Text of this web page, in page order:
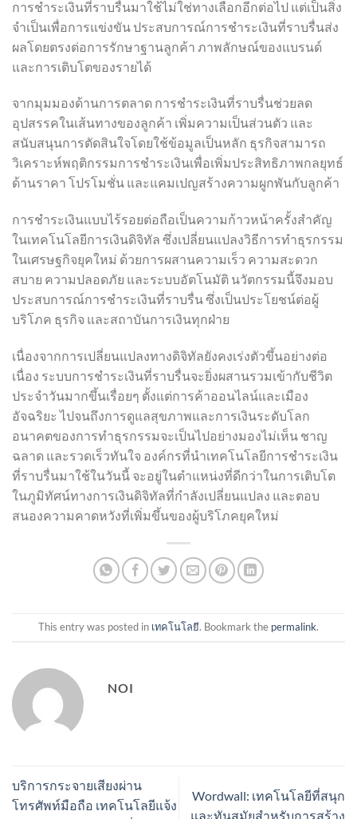
การชำระเงินที่ราบรื่นมาใช้ไม่ใช่ทางเลือกอีกต่อไป แต่เป็นสิ่ง
จำเป็นเพื่อการแข่งขัน ประสบการณ์การชำระเงินที่ราบรื่นส่ง
ผลโดยตรงต่อการรักษาฐานลูกค้า ภาพลักษณ์ของแบรนด์
และการเติบโตของรายได้
จากมุมมองด้านการตลาด การชำระเงินที่ราบรื่นช่วยลด
อุปสรรคในเส้นทางของลูกค้า เพิ่มความเป็นส่วนตัว และ
สนับสนุนการตัดสินใจโดยใช้ข้อมูลเป็นหลัก ธุรกิจสามารถ
วิเคราะห์พฤติกรรมการชำระเงินเพื่อเพิ่มประสิทธิภาพกลยุทธ์
ด้านราคา โปรโมชั่น และแคมเปญสร้างความผูกพันกับลูกค้า
การชำระเงินแบบไร้รอยต่อถือเป็นความก้าวหน้าครั้งสำคัญ
ในเทคโนโลยีการเงินดิจิทัล ซึ่งเปลี่ยนแปลงวิธีการทำธุรกรรม
ในเศรษฐกิจยุคใหม่ ด้วยการผสานความเร็ว ความสะดวก
สบาย ความปลอดภัย และระบบอัตโนมัติ นวัตกรรมนี้จึงมอบ
ประสบการณ์การชำระเงินที่ราบรื่น ซึ่งเป็นประโยชน์ต่อผู้
บริโภค ธุรกิจ และสถาบันการเงินทุกฝ่าย
เนื่องจากการเปลี่ยนแปลงทางดิจิทัลยังคงเร่งตัวขึ้นอย่างต่อ
เนื่อง ระบบการชำระเงินที่ราบรื่นจะยิ่งผสานรวมเข้ากับชีวิต
ประจำวันมากขึ้นเรื่อยๆ ตั้งแต่การค้าออนไลน์และเมือง
อัจฉริยะ ไปจนถึงการดูแลสุขภาพและการเงินระดับโลก
อนาคตของการทำธุรกรรมจะเป็นไปอย่างมองไม่เห็น ชาญ
ฉลาด และรวดเร็วทันใจ องค์กรที่นำเทคโนโลยีการชำระเงิน
ที่ราบรื่นมาใช้ในวันนี้ จะอยู่ในตำแหน่งที่ดีกว่าในการเติบโต
ในภูมิทัศน์ทางการเงินดิจิทัลที่กำลังเปลี่ยนแปลง และตอบ
สนองความคาดหวังที่เพิ่มขึ้นของผู้บริโภคยุคใหม่
This entry was posted in เทคโนโลยี. Bookmark the permalink.
NOI
บริการกระจายเสียงผ่าน
โทรศัพท์มือถือ เทคโนโลยีแจ้ง
Wordwall: เทคโนโลยีที่สนุก
และทันสมัยสำหรับการสร้าง